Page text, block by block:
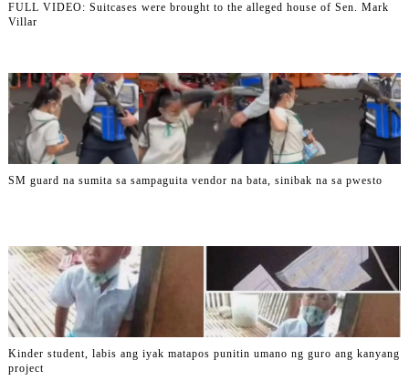
FULL VIDEO: Suitcases were brought to the alleged house of Sen. Mark
Villar
SM guard na sumita sa sampaguita vendor na bata, sinibak na sa pwesto
Kinder student, labis ang iyak matapos punitin umano ng guro ang kanyang
project